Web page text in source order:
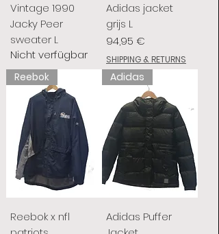
Vintage 1990
Jacky Peer
sweater L
Nicht verfügbar
Adidas jacket
grijs L
Preis
94,95 €
SHIPPING & RETURNS
Reebok
Reebok x nfl
Adidas
Adidas Puffer